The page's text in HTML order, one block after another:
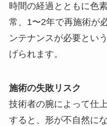
時間の経過とともに色
常、1〜2年で再施術が
ンテナンスが必要とい
げられます。
施術の失敗リスク
技術者の腕によって仕
すると、形が不自然に